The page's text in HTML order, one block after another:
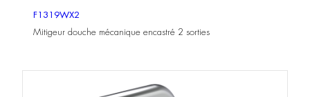
F1319WX2
Mitigeur douche mécanique encastré 2 sorties